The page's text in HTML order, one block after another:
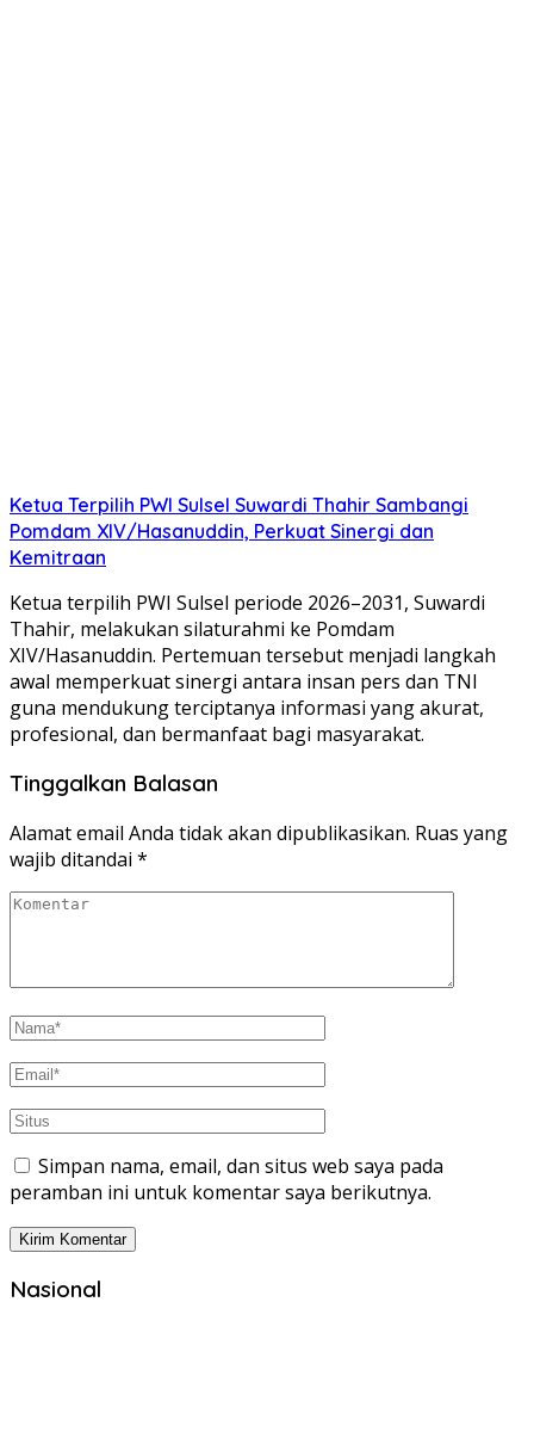
Ketua Terpilih PWI Sulsel Suwardi Thahir Sambangi
Pomdam XIV/Hasanuddin, Perkuat Sinergi dan
Kemitraan
Ketua terpilih PWI Sulsel periode 2026–2031, Suwardi
Thahir, melakukan silaturahmi ke Pomdam
XIV/Hasanuddin. Pertemuan tersebut menjadi langkah
awal memperkuat sinergi antara insan pers dan TNI
guna mendukung terciptanya informasi yang akurat,
profesional, dan bermanfaat bagi masyarakat.
Tinggalkan Balasan
Alamat email Anda tidak akan dipublikasikan. Ruas yang
wajib ditandai *
Simpan nama, email, dan situs web saya pada
peramban ini untuk komentar saya berikutnya.
Nasional